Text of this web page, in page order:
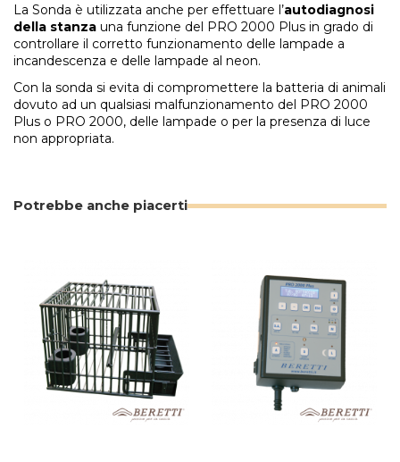
La Sonda è utilizzata anche per effettuare l’autodiagnosi
della stanza una funzione del PRO 2000 Plus in grado di
controllare il corretto funzionamento delle lampade a
incandescenza e delle lampade al neon.
Con la sonda si evita di compromettere la batteria di animali
dovuto ad un qualsiasi malfunzionamento del PRO 2000
Plus o PRO 2000, delle lampade o per la presenza di luce
non appropriata.
Potrebbe anche piacerti